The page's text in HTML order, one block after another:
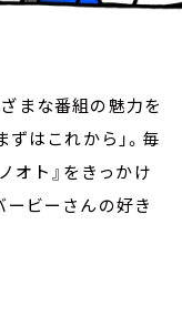
まな番組の魅力を
はこれから」。毎
オト』をきっかけ
ービーさんの好き